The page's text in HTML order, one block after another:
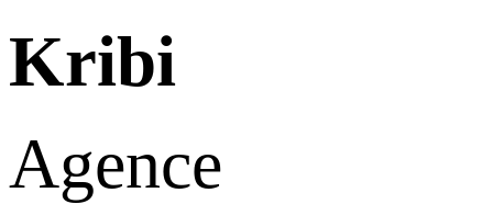
Kribi
Agence